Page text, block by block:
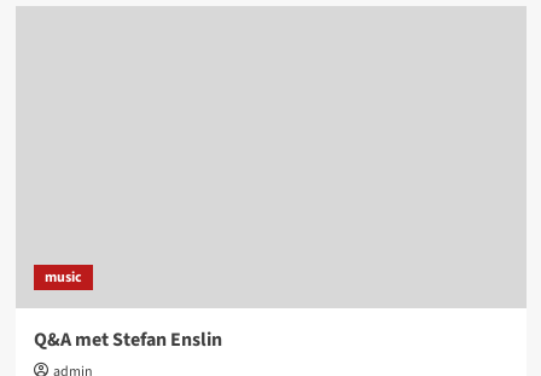
music
Q&A met Stefan Enslin
admin